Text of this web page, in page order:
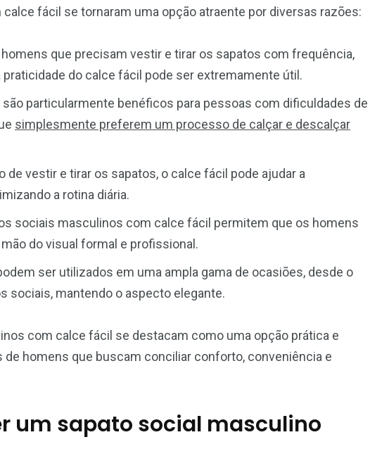
fácil se tornaram uma opção atraente por diversas razões:
homens que precisam vestir e tirar os sapatos com frequência,
do calce fácil pode ser extremamente útil.
particularmente benéficos para pessoas com dificuldades de
simplesmente preferem um processo de calçar e descalçar
de vestir e tirar os sapatos, o calce fácil pode ajudar a
a rotina diária.
sociais masculinos com calce fácil permitem que os homens
do visual formal e profissional.
ser utilizados em uma ampla gama de ocasiões, desde o
sociais, mantendo o aspecto elegante.
com calce fácil se destacam como uma opção prática e
homens que buscam conciliar conforto, conveniência e
um sapato social masculino